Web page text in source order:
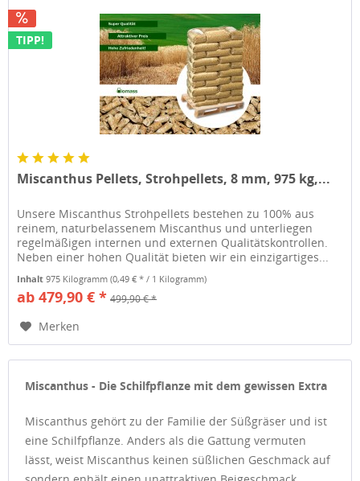
TIPP!
Miscanthus Pellets, Strohpellets, 8 mm, 975 kg,...
Unsere Miscanthus Strohpellets bestehen zu 100% aus
reinem, naturbelassenem Miscanthus und unterliegen
regelmäßigen internen und externen Qualitätskontrollen.
Neben einer hohen Qualität bieten wir ein einzigartiges...
Inhalt975 Kilogramm(0,49 € * / 1 Kilogramm)
ab 479,90 € * 499,90 € *
Merken
Miscanthus - Die Schilfpflanze mit dem gewissen Extra
Miscanthus gehört zu der Familie der Süßgräser und ist
eine Schilfpflanze. Anders als die Gattung vermuten
lässt, weist Miscanthus keinen süßlichen Geschmack auf